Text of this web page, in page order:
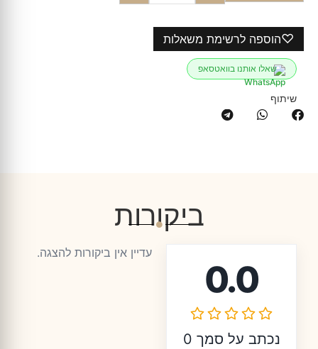
♡הוספה לרשימת משאלות
שאלו אותנו בוואטסאפ
שיתוף
ביקורות
0.0
נכתב על סמך 0
עדיין אין ביקורות להצגה.